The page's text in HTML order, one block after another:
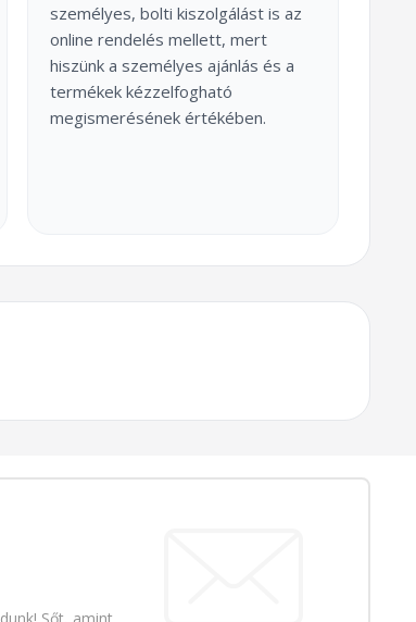
személyes, bolti kiszolgálást is az
online rendelés mellett, mert
hiszünk a személyes ajánlás és a
termékek kézzelfogható
megismerésének értékében.
Sőt, amint